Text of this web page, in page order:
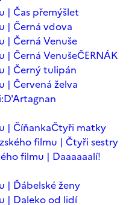
| Čas přemýšlet
| Černá vdova
| Černá Venuše
| Černá VenušeČERNÁK
| Černý tulipán
| Červená želva
| ČíňankaČtyři matky
filmu | Čtyři sestry
filmu | Daaaaaalí!
| Ďábelské ženy
| Daleko od lidí